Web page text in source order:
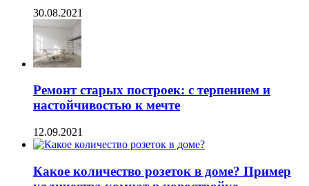
30.08.2021
Ремонт старых построек: с терпением и
настойчивостью к мечте
12.09.2021
Какое количество розеток в доме? Пример